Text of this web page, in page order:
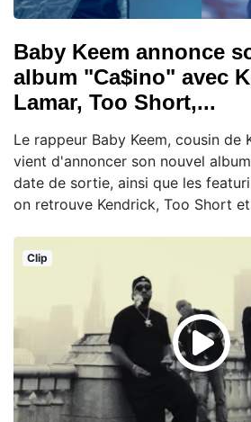
Baby Keem annonce
album "Ca$ino" avec
Lamar, Too Short,...
Le rappeur Baby Keem, cousin de
vient d'annoncer son nouvel
date de sortie, ainsi que les
on retrouve Kendrick, Too Short
Clip